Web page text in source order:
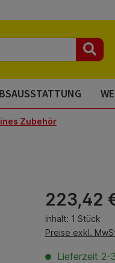
Zubehör
Regulärer Preis:
223,42
Inhalt: 1 Stück
Preise exkl.
Lieferzeit 2-